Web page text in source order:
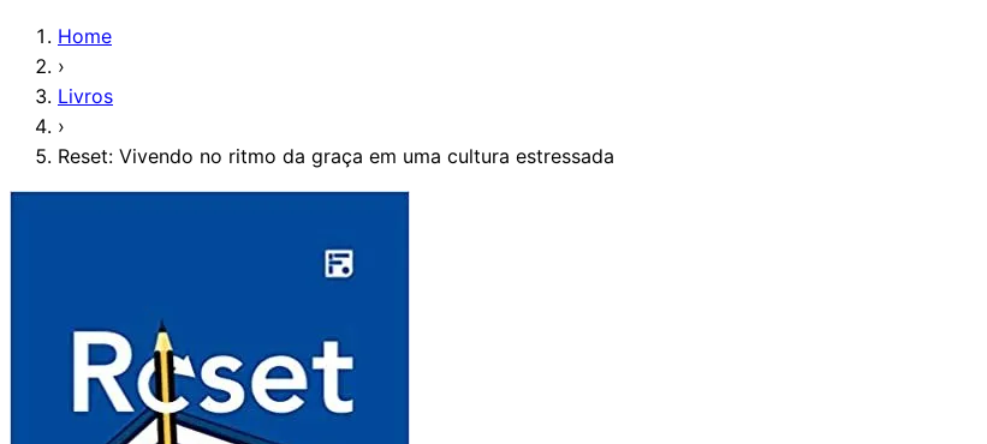
Home
›
Livros
›
Reset: Vivendo no ritmo da graça em uma cultura estressada